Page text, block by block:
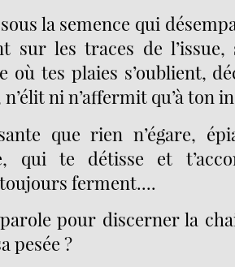
la semence qui
sur les traces de l’issue,
où tes plaies s’oublient,
n’élit ni n’affermit qu’à ton
que rien n’égare,
qui te détisse et
ferment....
pour discerner la
pesée ?